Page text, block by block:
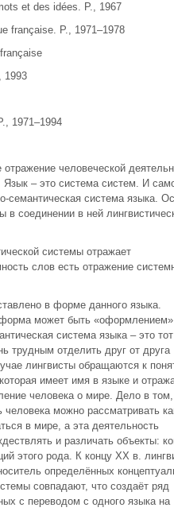
et des idées. P., 1967
française. P., 1971–1978
1993
1971–1994
человеческой
Язык – это система систем. И
семантическая система языка.
в соединении в ней
системы отражает
слов есть отражение
в форме данного языка.
может быть
система языка – это тот
трудным отделить друг от друга
лингвисты обращаются к
имеет имя в языке и
человека о мире. Дело в
можно рассматривать
в мире, а эта деятельность
и различать объекты:
этого рода. К концу ХХ в.
определённых
совпадают, что создаёт ряд
с переводом с одного языка на